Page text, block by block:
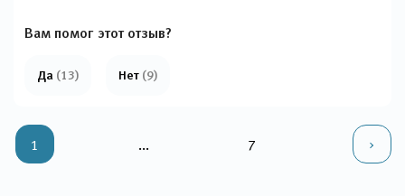
майорского мастифа, и вагон вещей. Все системы и компоненты
Вам помог этот отзыв?
Да (13) Нет (9)
1 ... 7